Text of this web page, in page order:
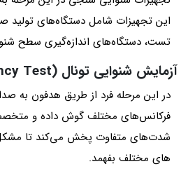
این تجهیزات شامل دستگاه‌های
تست، دستگاه‌های اندازه‌گیری سطح
آزمایش شنوایی تونال (Frequency Test)
در این مرحله فرد از طریق هدفون به
فرکانس‌های مختلف گوش داده و
شدت‌های متفاوت پخش می‌کند تا مشکل
های مختلف بفهمد.